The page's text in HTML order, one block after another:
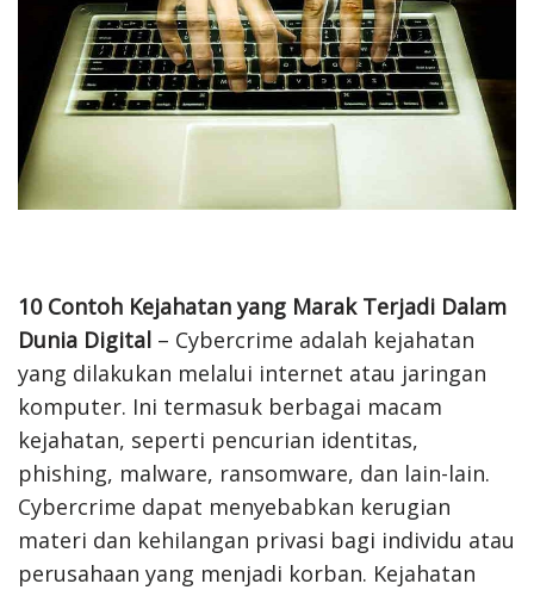
10 Contoh Kejahatan yang Marak Terjadi Dalam
Dunia Digital – Cybercrime adalah kejahatan
yang dilakukan melalui internet atau jaringan
komputer. Ini termasuk berbagai macam
kejahatan, seperti pencurian identitas,
phishing, malware, ransomware, dan lain-lain.
Cybercrime dapat menyebabkan kerugian
materi dan kehilangan privasi bagi individu atau
perusahaan yang menjadi korban. Kejahatan